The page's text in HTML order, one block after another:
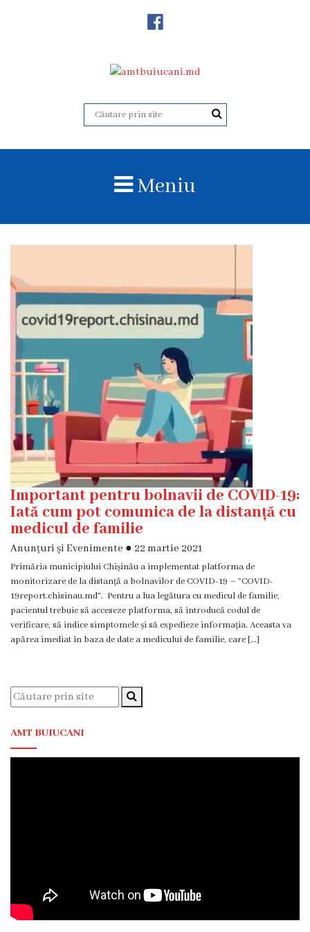
Acreditare
administrativă
Consultativ
Diagnostic
Secția
Medicină
de
Familie
1
Secția
Medicină
de
Familie
2
Centrul
Sănătății
Femeii
AMT
Buiucani
Servicii
de
Ambulator
Staționar
Secția
Meniu
Important pentru bolnavii de COVID-19:
Iată cum pot comunica de la distanță cu
medicul de familie
Anunțuri și Evenimente ● 22 martie 2021
Primăria municipiului Chișinău a implementat platforma de
monitorizare de la distanță a bolnavilor de COVID-19 – ”COVID-
19report.chisinau.md”. Pentru a lua legătura cu medicul de familie,
pacientul trebuie să acceseze platforma, să introducă codul de
verificare, să indice simptomele și să expedieze informația. Aceasta va
apărea imediat în baza de date a medicului de familie, care […]
AMT BUIUCANI